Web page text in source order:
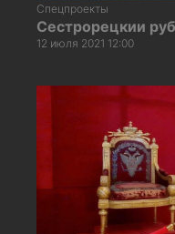
Спецпроекты
Сестрорецкии
12 июля 2021 12:00